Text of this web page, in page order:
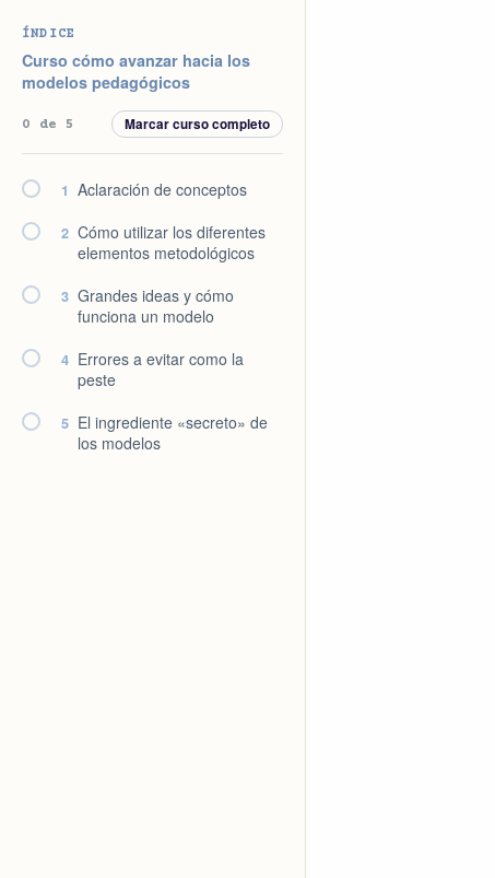
ÍNDICE
Curso cómo avanzar hacia los
modelos pedagógicos
0 de 5 Marcar curso completo
1 Aclaración de conceptos
2 Cómo utilizar los diferentes
elementos metodológicos
3 Grandes ideas y cómo
funciona un modelo
4 Errores a evitar como la
peste
5 El ingrediente «secreto» de
los modelos